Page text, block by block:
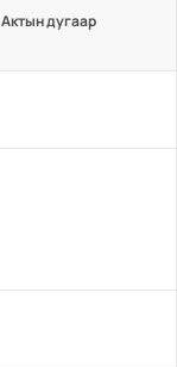
Актын дугаар